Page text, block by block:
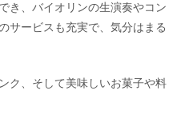
き、バイオリンの生演奏やコン
サービスも充実で、気分はまる
ク、そして美味しいお菓子や料